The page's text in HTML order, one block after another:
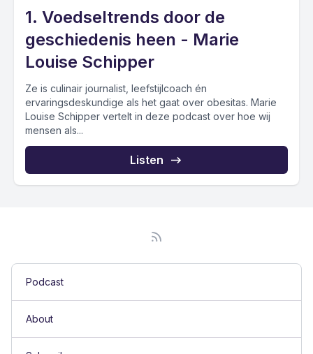
1. Voedseltrends door de
geschiedenis heen - Marie
Louise Schipper
Ze is culinair journalist, leefstijlcoach én
ervaringsdeskundige als het gaat over obesitas. Marie
Louise Schipper vertelt in deze podcast over hoe wij
mensen als...
Listen
Podcast
About